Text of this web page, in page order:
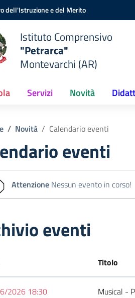
dell'Istruzione e del Merito
Istituto Comprensivo
"Petrarca"
Montevarchi (AR)
Servizi Novità
Novità Calendario eventi
eventi
Attenzione Nessun evento in corso!
eventi
Titolo
2026 18:30 Musical -